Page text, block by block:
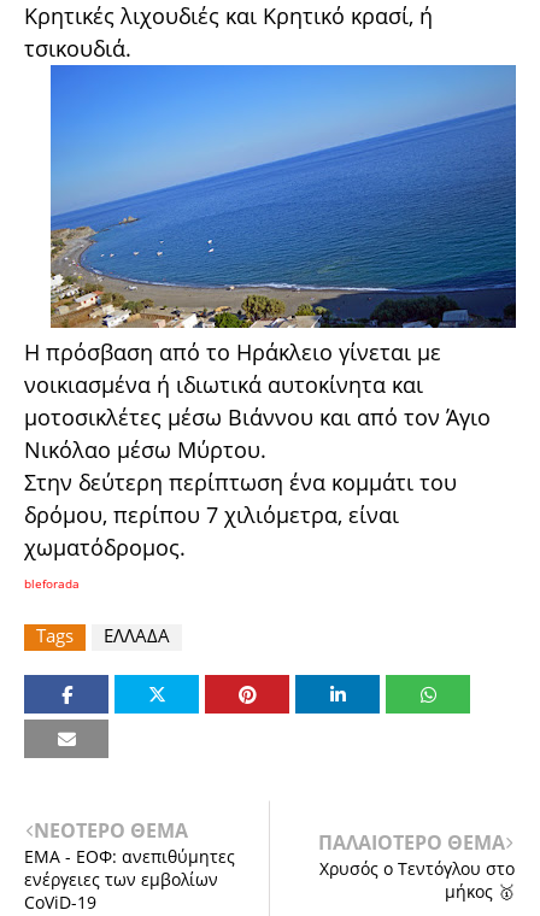
Κρητικές λιχουδιές και Κρητικό κρασί, ή
τσικουδιά.
Η πρόσβαση από το Ηράκλειο γίνεται με
νοικιασμένα ή ιδιωτικά αυτοκίνητα και
μοτοσικλέτες μέσω Βιάννου και από τον Άγιο
Νικόλαο μέσω Μύρτου.
Στην δεύτερη περίπτωση ένα κομμάτι του
δρόμου, περίπου 7 χιλιόμετρα, είναι
χωματόδρομος.
bleforada
Tags ΕΛΛΑΔΑ
ΝΕΟΤΕΡΟ ΘΕΜΑ
ΕΜΑ - ΕΟΦ: ανεπιθύμητες
ενέργειες των εμβολίων
CoViD-19
ΠΑΛΑΙΟΤΕΡΟ ΘΕΜΑ
Χρυσός ο Τεντόγλου στο
μήκος 🥇